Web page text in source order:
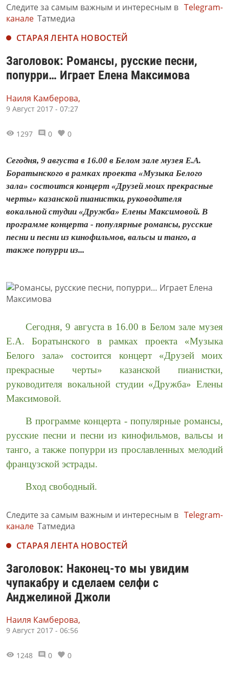
Следите за самым важным и интересным в Telegram-
канале Татмедиа
СТАРАЯ ЛЕНТА НОВОСТЕЙ
Заголовок: Романсы, русские песни,
попурри… Играет Елена Максимова
Наиля Камберова,
9 Август 2017 - 07:27
1297 0 0
Сегодня, 9 августа в 16.00 в Белом зале музея Е.А.
Боратынского в рамках проекта «Музыка Белого
зала» состоится концерт «Друзей моих прекрасные
черты» казанской пианистки, руководителя
вокальной студии «Дружба» Елены Максимовой. В
программе концерта - популярные романсы, русские
песни и песни из кинофильмов, вальсы и танго, а
также попурри из...
Сегодня, 9 августа в 16.00 в Белом зале музея
Е.А. Боратынского в рамках проекта «Музыка
Белого зала» состоится концерт «Друзей моих
прекрасные черты» казанской пианистки,
руководителя вокальной студии «Дружба» Елены
Максимовой.
В программе концерта - популярные романсы,
русские песни и песни из кинофильмов, вальсы и
танго, а также попурри из прославленных мелодий
французской эстрады.
Вход свободный.
Следите за самым важным и интересным в Telegram-
канале Татмедиа
СТАРАЯ ЛЕНТА НОВОСТЕЙ
Заголовок: Наконец-то мы увидим
чупакабру и сделаем селфи с
Анджелиной Джоли
Наиля Камберова,
9 Август 2017 - 06:56
1248 0 0